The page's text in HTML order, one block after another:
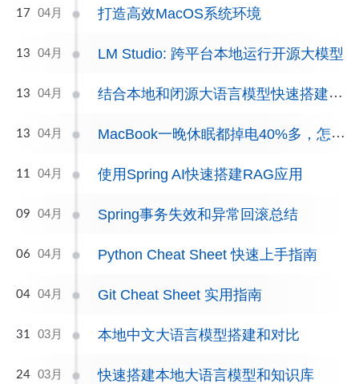
17 04月 打造高效MacOS系统环境
13 04月 LM Studio: 跨平台本地运行开源大模型
13 04月 结合本地和闭源大语言模型快速搭建属于自己的UI界面
13 04月 MacBook一晚休眠都掉电40%多，怎么解决？
11 04月 使用Spring AI快速搭建RAG应用
09 04月 Spring事务失效和异常回滚总结
06 04月 Python Cheat Sheet 快速上手指南
04 04月 Git Cheat Sheet 实用指南
31 03月 本地中文大语言模型搭建和对比
24 03月 快速搭建本地大语言模型和知识库